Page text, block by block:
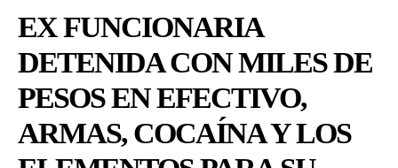
EX FUNCIONARIA
DETENIDA CON MILES DE
PESOS EN EFECTIVO,
ARMAS, COCAÍNA Y LOS